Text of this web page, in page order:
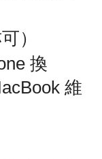
）
換
維